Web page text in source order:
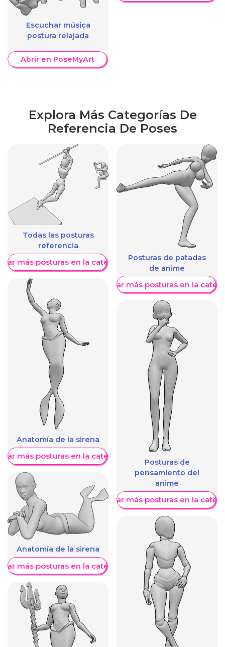
Escuchar música
postura relajada
Abrir en PoseMyArt
Explora Más Categorías De
Referencia De Poses
Todas las posturas
referencia
más posturas en la categoría
Anatomía de la sirena
más posturas en la categoría
Anatomía de la sirena
más posturas en la categoría
Posturas de patadas
de anime
Mostrar más posturas en la
Posturas de
pensamiento del
anime
Mostrar más posturas en la